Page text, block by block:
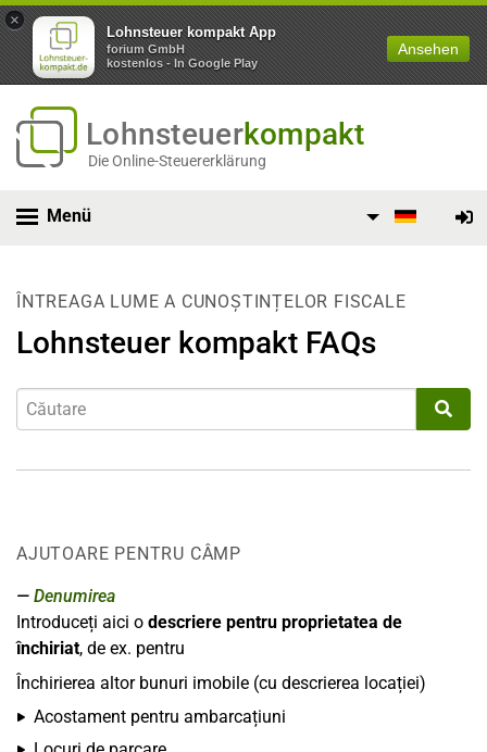
×
Lohnsteuer kompakt App
forium GmbH
kostenlos - In Google Play
Ansehen
Lohnsteuerkompakt
Die Online-Steuererklärung
Menü
ÎNTREAGA LUME A CUNOȘTINȚELOR FISCALE
Lohnsteuer kompakt FAQs
AJUTOARE PENTRU CÂMP
Denumirea
Introduceți aici o descriere pentru proprietatea de
închiriat, de ex. pentru
Închirierea altor bunuri imobile (cu descrierea locației)
Acostament pentru ambarcațiuni